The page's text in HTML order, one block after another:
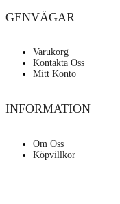
GENVÄGAR
Varukorg
Kontakta Oss
Mitt Konto
INFORMATION
Om Oss
Köpvillkor